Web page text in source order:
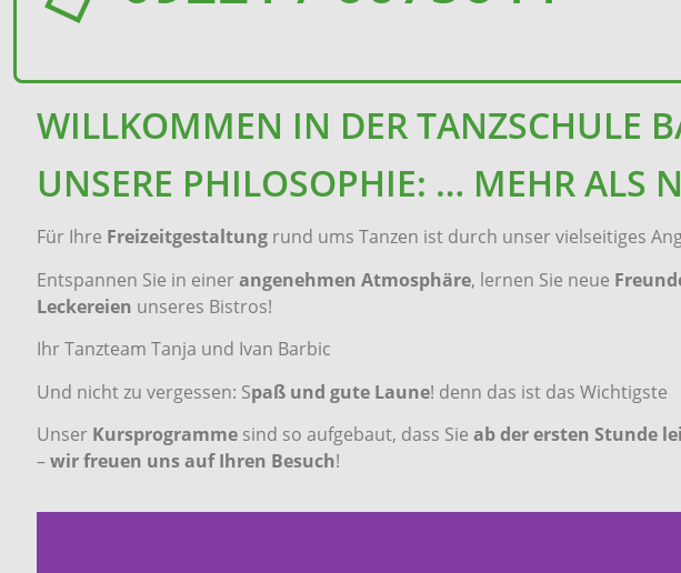
WILLKOMMEN IN DER TANZSCHULE
UNSERE PHILOSOPHIE: … MEHR ALS
Für Ihre Freizeitgestaltungrund ums Tanzen ist durch unser vielseitiges
Entspannen Sie in einerangenehmen Atmosphäre, lernen Sie neue
Leckereien unseres Bistros!
Ihr Tanzteam Tanja und Ivan Barbic
Und nicht zu vergessen: Spaß und gute Laune! denn das ist das Wichtigste
Unser Kursprogrammesind so aufgebaut, dass Sie ab der ersten Stunde
–wir freuen uns auf Ihren Besuch!